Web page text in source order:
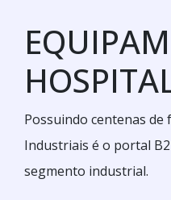
Possuindo centenas de
Industriais é o portal
segmento industrial.